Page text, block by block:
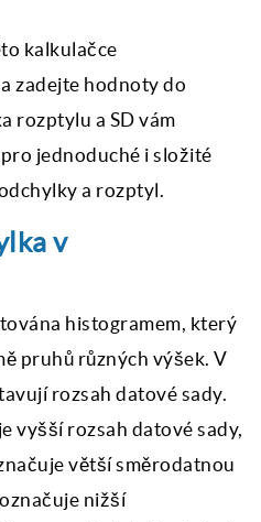
kalkulačce
zadejte hodnoty do
rozptylu a SD vám
jednoduché i složité
a rozptyl.
v
histogramem, který
pruhů různých výšek. V
rozsah datové sady.
vyšší rozsah datové sady,
větší směrodatnou
nižší